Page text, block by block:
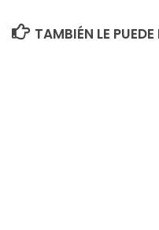
TAMBIÉN LE PUEDE